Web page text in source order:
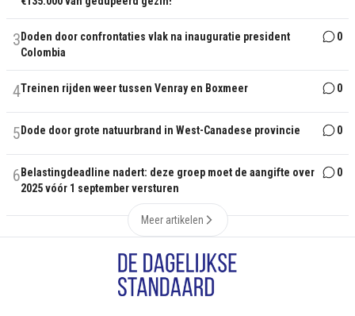
3 Doden door confrontaties vlak na inauguratie president
Colombia
0
4Treinen rijden weer tussen Venray en Boxmeer 0
5 Dode door grote natuurbrand in West-Canadese provincie 0
6 Belastingdeadline nadert: deze groep moet de aangifte over
2025 vóór 1 september versturen
0
Meer artikelen